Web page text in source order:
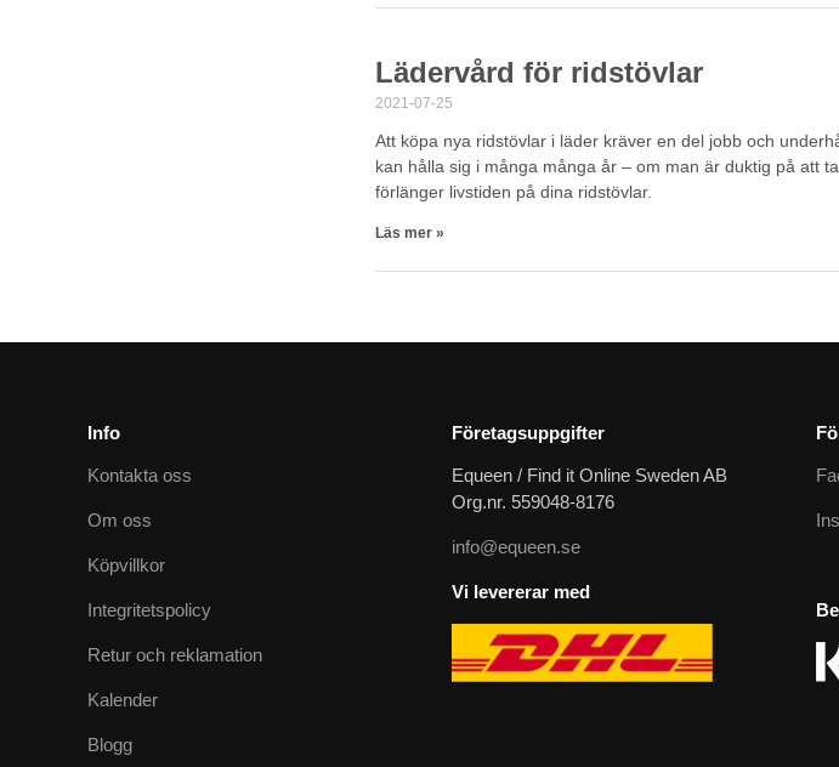
Lädervård för ridstövlar
2021-07-25
Att köpa nya ridstövlar i läder kräver en del jobb och
kan hålla sig i många många år – om man är duktig på att
förlänger livstiden på dina ridstövlar.
Läs mer »
Info
Kontakta oss
Om oss
Köpvillkor
Integritetspolicy
Retur och reklamation
Kalender
Blogg
Företagsuppgifter
Equeen / Find it Online Sweden AB
Org.nr. 559048-8176
info@equeen.se
Vi levererar med